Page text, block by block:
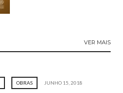
VER MAIS
OBRAS JUNHO 15, 2018